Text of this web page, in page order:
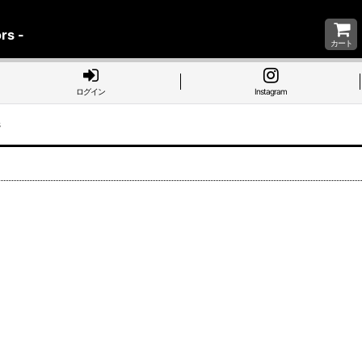
-
カート
ログイン Instagram